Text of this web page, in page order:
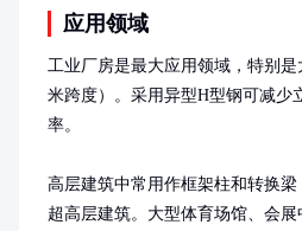
应用领域
工业厂房是最大应用领域，特别
米跨度）。采用异型H型钢可减少
率。
高层建筑中常用作框架柱和转换
超高层建筑。大型体育场馆、会